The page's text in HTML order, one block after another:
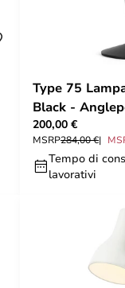
Type 75
Black -
200,00 €
MSRP284,00 €
Tempo di
lavorativi